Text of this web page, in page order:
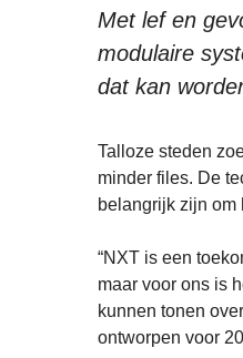
Met lef en
modulaire
dat kan
Talloze steden
minder files. De
belangrijk zijn om
“NXT is een
maar voor ons is
kunnen tonen
ontworpen voor